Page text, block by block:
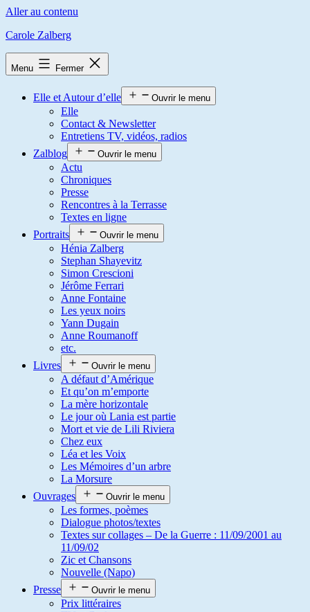
Aller au contenu
Carole Zalberg
Menu Fermer
Elle et Autour d’elle Ouvrir le menu
Elle
Contact & Newsletter
Entretiens TV, vidéos, radios
Zalblog
Ouvrir le menu
Actu
Chroniques
Presse
Rencontres à la Terrasse
Textes en ligne
Portraits
Ouvrir le menu
Hénia Zalberg
Stephan Shayevitz
Simon Crescioni
Jérôme Ferrari
Anne Fontaine
Les yeux noirs
Yann Dugain
Anne Roumanoff
etc.
Livres
Ouvrir le menu
A défaut d’Amérique
Et qu’on m’emporte
La mère horizontale
Le jour où Lania est partie
Mort et vie de Lili Riviera
Chez eux
Léa et les Voix
Les Mémoires d’un arbre
La Morsure
Ouvrages
Ouvrir le menu
Les formes, poèmes
Dialogue photos/textes
Textes sur collages – De la Guerre : 11/09/2001 au
11/09/02
Zic et Chansons
Nouvelle (Napo)
Presse
Ouvrir le menu
Prix littéraires